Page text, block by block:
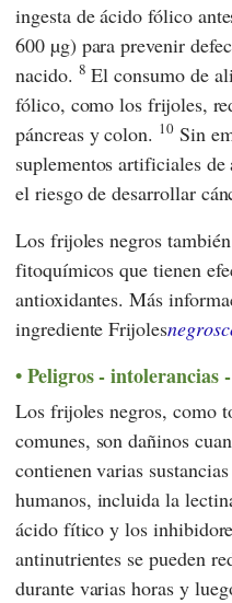
ingesta de ácido fólico
600 µg) para prevenir
nacido. 8 El consumo de
fólico, como los frijoles,
páncreas y colon. 10Sin
suplementos artificiales
el riesgo de desarrollar
Los frijoles negros
fitoquímicos que tienen
antioxidantes. Más
ingrediente Frijolesnegros
Peligros - intolerancias
Los frijoles negros, como
comunes, son dañinos
contienen varias
humanos, incluida la
ácido fítico y los
antinutrientes se pueden
durante varias horas y